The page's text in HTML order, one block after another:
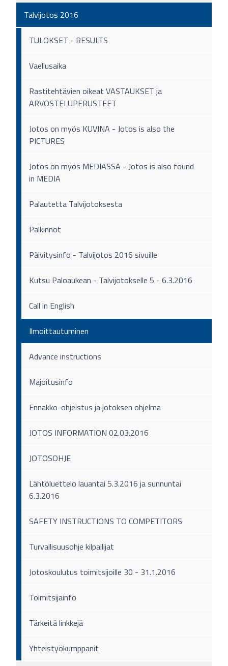
Talvijotos 2016
TULOKSET - RESULTS
Vaellusaika
Rastitehtävien oikeat VASTAUKSET ja
ARVOSTELUPERUSTEET
Jotos on myös KUVINA - Jotos is also the
PICTURES
Jotos on myös MEDIASSA - Jotos is also found
in MEDIA
Palautetta Talvijotoksesta
Palkinnot
Päivitysinfo - Talvijotos 2016 sivuille
Kutsu Paloaukean - Talvijotokselle 5 - 6.3.2016
Call in English
Ilmoittautuminen
Advance instructions
Majoitusinfo
Ennakko-ohjeistus ja jotoksen ohjelma
JOTOS INFORMATION 02.03.2016
JOTOSOHJE
Lähtöluettelo lauantai 5.3.2016 ja sunnuntai
6.3.2016
SAFETY INSTRUCTIONS TO COMPETITORS
Turvallisuusohje kilpailijat
Jotoskoulutus toimitsijoille 30 - 31.1.2016
Toimitsijainfo
Tärkeitä linkkejä
Yhteistyökumppanit